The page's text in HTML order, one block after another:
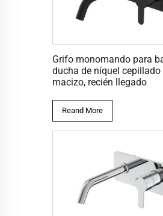
Grifo monomando para
ducha de níquel cepillado
macizo, recién llegado
Reand More